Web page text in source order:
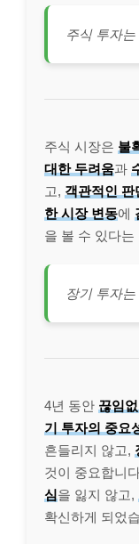
주식 투자는
주식 시장은 불
대한 두려움과
고, 객관적인 판
한 시장 변동에
을 볼 수 있다
장기 투자는
4년 동안 끊임
기 투자의 중요
흔들리지 않고,
것이 중요합니
심을 잃지 않고,
확신하게 되었